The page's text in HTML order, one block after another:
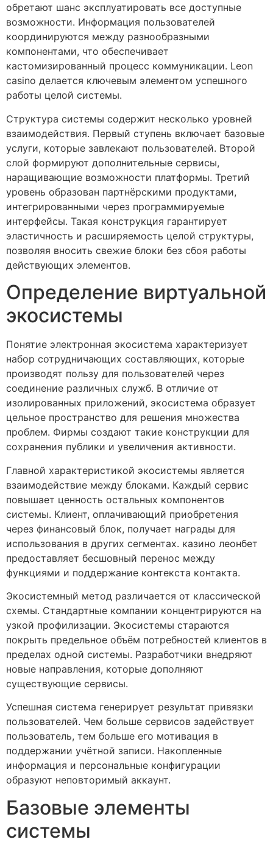
обретают шанс эксплуатировать все доступные
возможности. Информация пользователей
координируются между разнообразными
компонентами, что обеспечивает
кастомизированный процесс коммуникации. Leon
casino делается ключевым элементом успешного
работы целой системы.
Структура системы содержит несколько уровней
взаимодействия. Первый ступень включает базовые
услуги, которые завлекают пользователей. Второй
слой формируют дополнительные сервисы,
наращивающие возможности платформы. Третий
уровень образован партнёрскими продуктами,
интегрированными через программируемые
интерфейсы. Такая конструкция гарантирует
эластичность и расширяемость целой структуры,
позволяя вносить свежие блоки без сбоя работы
действующих элементов.
Определение виртуальной
экосистемы
Понятие электронная экосистема характеризует
набор сотрудничающих составляющих, которые
производят пользу для пользователей через
соединение различных служб. В отличие от
изолированных приложений, экосистема образует
цельное пространство для решения множества
проблем. Фирмы создают такие конструкции для
сохранения публики и увеличения активности.
Главной характеристикой экосистемы является
взаимодействие между блоками. Каждый сервис
повышает ценность остальных компонентов
системы. Клиент, оплачивающий приобретения
через финансовый блок, получает награды для
использования в других сегментах. казино леонбет
предоставляет бесшовный перенос между
функциями и поддержание контекста контакта.
Экосистемный метод различается от классической
схемы. Стандартные компании концентрируются на
узкой профилизации. Экосистемы стараются
покрыть предельное объём потребностей клиентов в
пределах одной системы. Разработчики внедряют
новые направления, которые дополняют
существующие сервисы.
Успешная система генерирует результат привязки
пользователей. Чем больше сервисов задействует
пользователь, тем больше его мотивация в
поддержании учётной записи. Накопленные
информация и персональные конфигурации
образуют неповторимый аккаунт.
Базовые элементы
системы